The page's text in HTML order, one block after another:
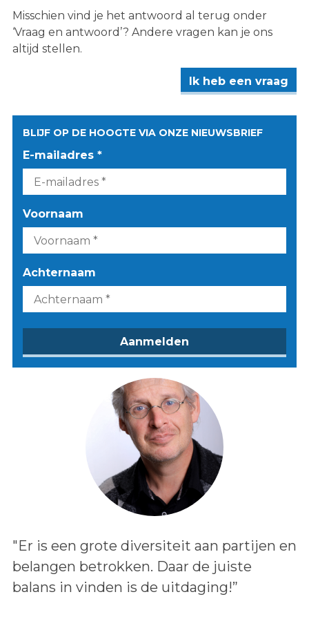
Misschien vind je het antwoord al terug onder
‘Vraag en antwoord’? Andere vragen kan je ons
altijd stellen.
Ik heb een vraag
BLIJF OP DE HOOGTE VIA ONZE NIEUWSBRIEF
E-mailadres *
Voornaam
Achternaam
Lees het bericht:
"Er is een grote diversiteit aan partijen en
belangen betrokken. Daar de juiste
balans in vinden is de uitdaging!”